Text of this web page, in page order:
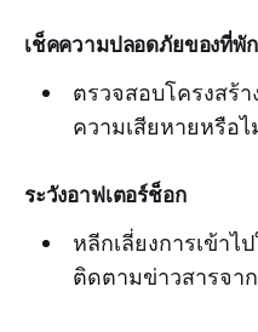
เช็คความปลอดภัยของที่พั
ตรวจสอบโครงสร้
ความเสียหายหรือไ
ระวังอาฟเตอร์ช็อก
หลีกเลี่ยงการเข้าไ
ติดตามข่าวสารจา